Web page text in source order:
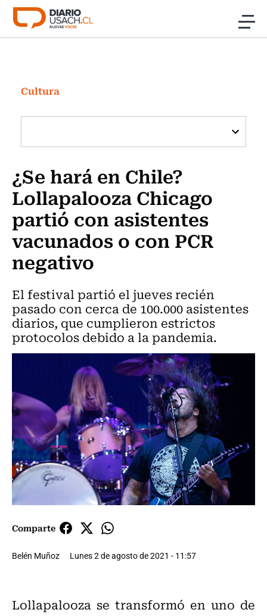
Click acá para ir directamente al contenido
Investigación
Cultura
Programas Radio y TV Usach
Cultura
¿Se hará en Chile?
Lollapalooza Chicago
partió con asistentes
vacunados o con PCR
negativo
El festival partió el jueves recién
pasado con cerca de 100.000 asistentes
diarios, que cumplieron estrictos
protocolos debido a la pandemia.
Comparte
Belén Muñoz Lunes 2 de agosto de 2021 - 11:57
Lollapalooza se transformó en uno de